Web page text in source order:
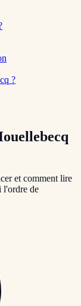
?
et comment lire
l'ordre de